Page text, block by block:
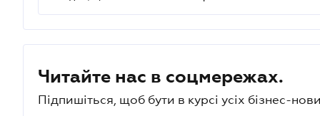
Читайте нас в соцмережах.
Підпишіться, щоб бути в курсі усіх бізнес-